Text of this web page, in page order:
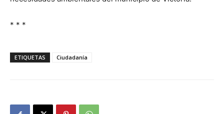
* * *
ETIQUETAS Ciudadanía